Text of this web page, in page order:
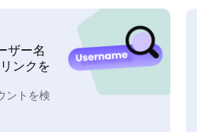
ザー名
ンクを
ントを検